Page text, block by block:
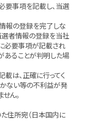
要事項を記載し、当選
報の登録を完了しな
選者情報の登録を当社
必要事項が記載され
あることが判明した場
は、正確に行ってく
ない等の不利益が発
ん。
住所宛（日本国内に